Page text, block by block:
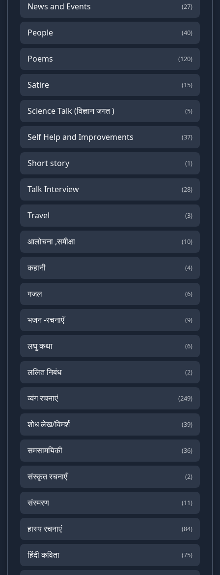
News and Events (27)
People (40)
Poems (120)
Satire (15)
Science Talk (विज्ञान जगत ) (5)
Self Help and Improvements (37)
Short story (1)
Talk Interview (28)
Travel (3)
आलोचना ,समीक्षा (10)
कहानी (4)
गजल (6)
भजन -रचनाएँ (9)
लघु कथा (6)
ललित निबंध (2)
व्यंग रचनाएं (249)
शोध लेख/विमर्श (39)
समसामयिकी (36)
संस्कृत रचनाएँ (2)
संस्मरण (11)
हास्य रचनाएं (84)
हिंदी कविता (75)